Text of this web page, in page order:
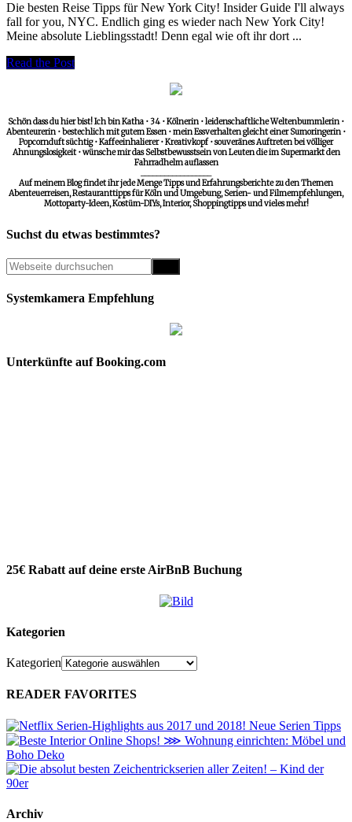
Die besten Reise Tipps für New York City! Insider Guide I'll always
fall for you, NYC. Endlich ging es wieder nach New York City!
Meine absolute Lieblingsstadt! Denn egal wie oft ihr dort ...
Read the Post
Schön dass du hier bist! Ich bin Katha • 34 • Kölnerin • leidenschaftliche Weltenbummlerin •
Abenteurerin • bestechlich mit gutem Essen • mein Essverhalten gleicht einer Sumoringerin •
Popcornduft süchtig • Kaffeeinhalierer • Kreativkopf • souveränes Auftreten bei völliger
Ahnungslosigkeit • wünsche mir das Selbstbewusstsein von Leuten die im Supermarkt den
Fahrradhelm auflassen
__________________
Auf meinem Blog findet ihr jede Menge Tipps und Erfahrungsberichte zu den Themen
Abenteuerreisen, Restauranttipps für Köln und Umgebung, Serien- und Filmempfehlungen,
Mottoparty-Ideen, Kostüm-DIYs, Interior, Shoppingtipps und vieles mehr!
Suchst du etwas bestimmtes?
Systemkamera Empfehlung
Unterkünfte auf Booking.com
25€ Rabatt auf deine erste AirBnB Buchung
Kategorien
Kategorien
READER FAVORITES
Archiv